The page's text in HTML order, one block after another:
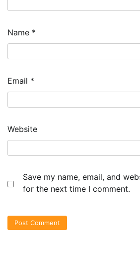
Name *
Email *
Website
Save my name, email, and
for the next time I comment.